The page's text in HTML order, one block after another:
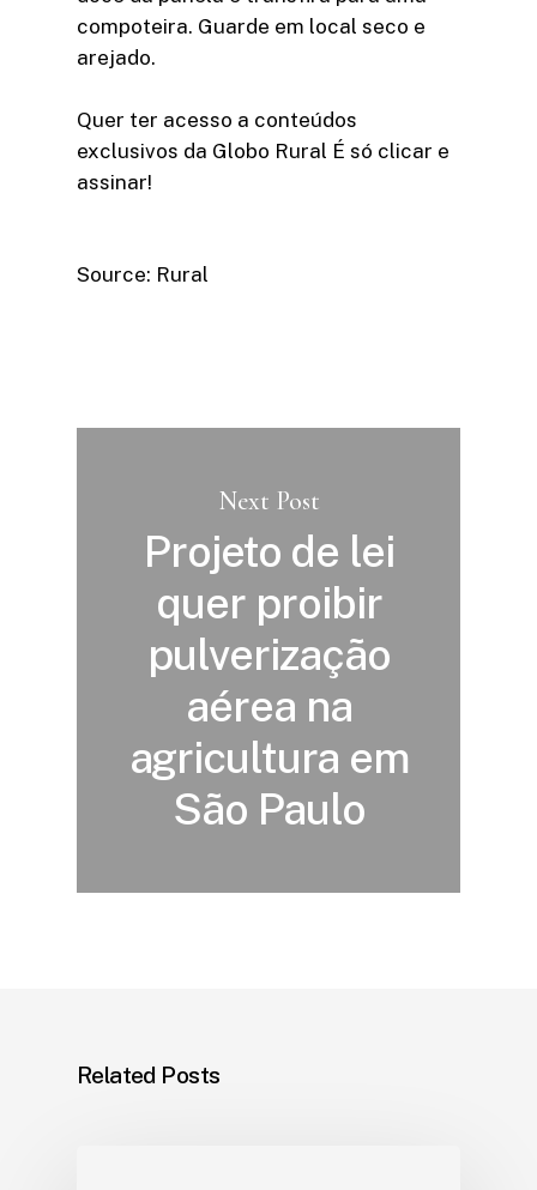
compoteira. Guarde em local seco e
arejado.
Quer ter acesso a conteúdos
exclusivos da Globo Rural É só clicar e
assinar!​
Source: Rural
Next Post
Projeto de lei
quer proibir
pulverização
aérea na
agricultura em
São Paulo
Related Posts